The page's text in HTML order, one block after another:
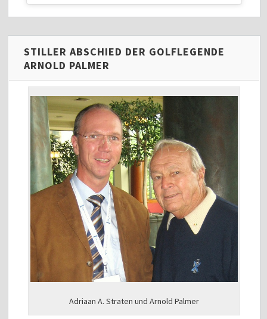
STILLER ABSCHIED DER GOLFLEGENDE
ARNOLD PALMER
Adriaan A. Straten und Arnold Palmer